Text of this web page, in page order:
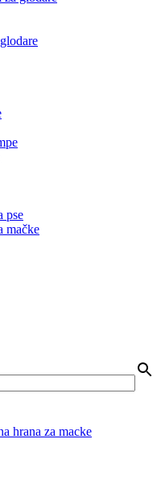
pse
mačke
hrana za macke